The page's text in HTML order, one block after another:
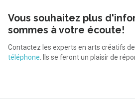
Vous souhaitez plus
sommes à votre écoute!
Contactez les experts en arts créatifs
téléphone. Ils se feront un plaisir de